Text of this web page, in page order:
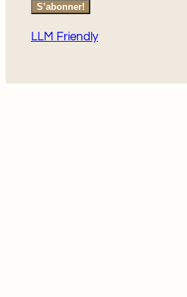
S’abonner!
LLM Friendly